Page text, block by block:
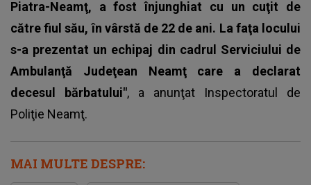
Piatra-Neamţ, a fost înjunghiat cu un cuţit de
către fiul său, în vârstă de 22 de ani. La faţa locului
s-a prezentat un echipaj din cadrul Serviciului de
Ambulanţă Judeţean Neamţ care a declarat
decesul bărbatului", a anunţat Inspectoratul de
Poliţie Neamţ.
MAI MULTE DESPRE: